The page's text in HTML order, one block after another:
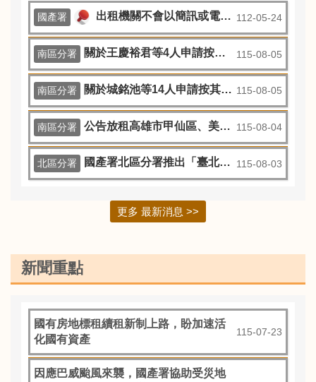
國產署 出租機關不會以簡訊或電子郵件要求承租人到ATM或網路銀行轉帳繳款或領錢，請提高警覺，如遇有可疑訊息，請立即撥打165反詐騙專線或洽詢出租機關確認，以免個資被竊或遭詐騙。 112-05-24
南區分署 關於王慶裕君等4人申請按其應繼分自土地法第73條之1第4項設立之專戶提撥價金案，經審查無誤，依法公告。 115-08-05
南區分署 關於城銘池等14人申請按其應繼分自土地法第73條之1第4項設立之專戶提撥價金乙案，經審查無誤，依法公告。 115-08-05
南區分署 公告放租高雄市甲仙區、美濃區、阿蓮區國有耕地共10筆，公告期間自民國115年8月4日起至115年9月3日止，受理期間至115年9月18日止，請踴躍依規定申請承租。 115-08-04
北區分署 國產署北區分署推出「臺北星鑽」20戶都更房地標租案 最長可租20年 歡迎各界踴躍投標 115-08-03
更多 最新消息 >>
新聞重點
國有房地標租續租新制上路，盼加速活
化國有資產
115-07-23
因應巴威颱風來襲，國產署協助受災地